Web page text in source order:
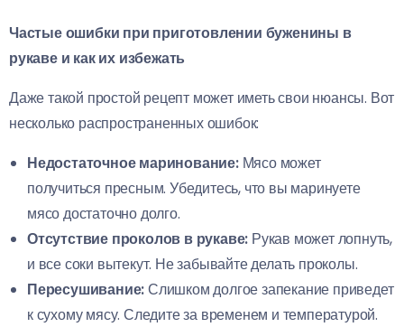
Частые ошибки при приготовлении буженины в
рукаве и как их избежать
Даже такой простой рецепт может иметь свои нюансы. Вот
несколько распространенных ошибок:
Недостаточное маринование:Мясо может
получиться пресным. Убедитесь, что вы маринуете
мясо достаточно долго.
Отсутствие проколов в рукаве: Рукав может лопнуть,
и все соки вытекут. Не забывайте делать проколы.
Пересушивание:Слишком долгое запекание приведет
к сухому мясу. Следите за временем и температурой.